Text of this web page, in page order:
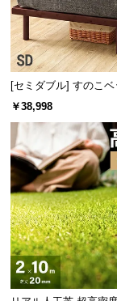
ラグジュアリ
い輝きと品質
[セミダブル] すのこベ
アムマットレス付き
￥38,998